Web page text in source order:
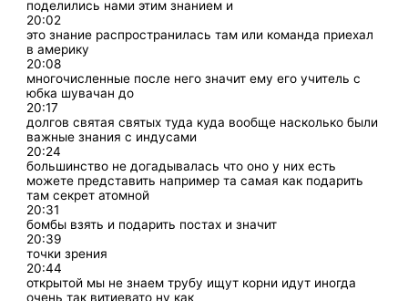
поделились нами этим знанием и
20:02
это знание распространилась там или команда приехал
в америку
20:08
многочисленные после него значит ему его учитель с
юбка шувачан до
20:17
долгов святая святых туда куда вообще насколько были
важные знания с индусами
20:24
большинство не догадывалась что оно у них есть
можете представить например та самая как подарить
там секрет атомной
20:31
бомбы взять и подарить постах и значит
20:39
точки зрения
20:44
открытой мы не знаем трубу ищут корни идут иногда
очень так витиевато ну как